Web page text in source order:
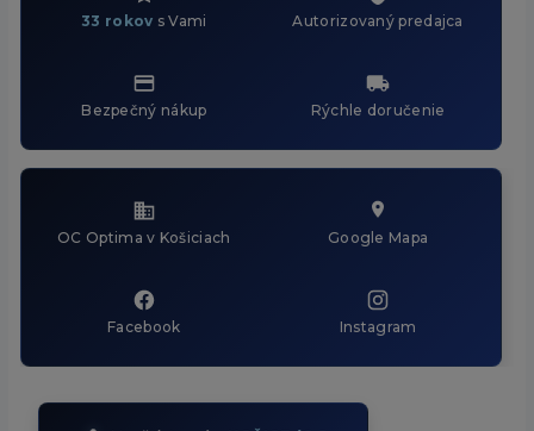
33 rokov s Vami Autorizovaný predajca
Bezpečný nákup Rýchle doručenie
OC Optima v Košiciach Google Mapa
Facebook Instagram